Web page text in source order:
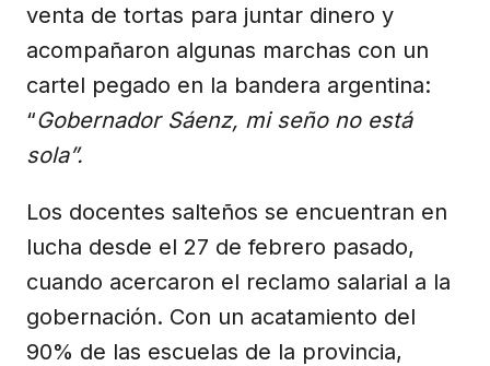
venta de tortas para juntar dinero y
acompañaron algunas marchas con un
cartel pegado en la bandera argentina:
“Gobernador Sáenz, mi seño no está
sola”.
Los docentes salteños se encuentran en
lucha desde el 27 de febrero pasado,
cuando acercaron el reclamo salarial a la
gobernación. Con un acatamiento del
90% de las escuelas de la provincia,